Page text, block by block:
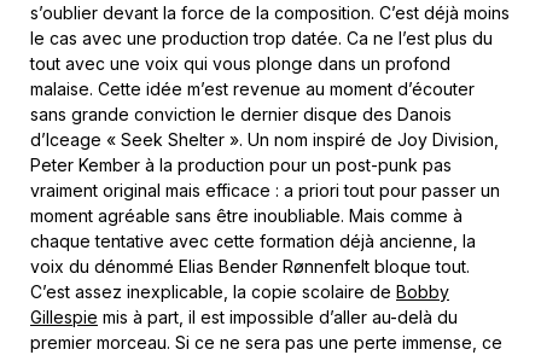
s’oublier devant la force de la composition. C’est déjà moins
le cas avec une production trop datée. Ca ne l’est plus du
tout avec une voix qui vous plonge dans un profond
malaise. Cette idée m’est revenue au moment d’écouter
sans grande conviction le dernier disque des Danois
d’Iceage « Seek Shelter ». Un nom inspiré de Joy Division,
Peter Kember à la production pour un post-punk pas
vraiment original mais efficace : a priori tout pour passer un
moment agréable sans être inoubliable. Mais comme à
chaque tentative avec cette formation déjà ancienne, la
voix du dénommé Elias Bender Rønnenfelt bloque tout.
C’est assez inexplicable, la copie scolaire de Bobby
Gillespie mis à part, il est impossible d’aller au-delà du
premier morceau. Si ce ne sera pas une perte immense, ce